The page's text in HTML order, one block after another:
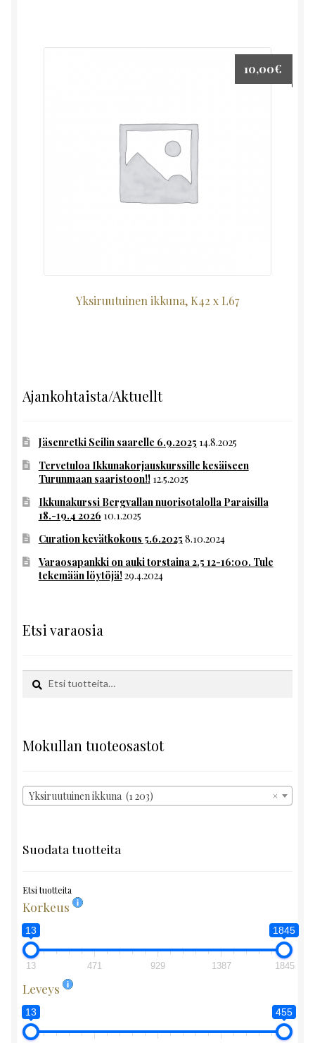
Yksiruutuinen ikkuna, K42 x L67
10,00€
Ajankohtaista/Aktuellt
Jäsenretki Seilin saarelle 6.9.2025 14.8.2025
Tervetuloa Ikkunakorjauskurssille kesäiseen
Turunmaan saaristoon!! 12.5.2025
Ikkunakurssi Bergvallan nuorisotalolla Paraisilla
18.-19.4 2026 10.1.2025
Curation kevätkokous 5.6.2025 8.10.2024
Varaosapankki on auki torstaina 2.5 12-16:00. Tule
tekemään löytöjä!29.4.2024
Etsi varaosia
Etsi:
Haku
Mokullan tuoteosastot
×
Yksiruutuinen ikkuna (1 203)
Suodata tuotteita
Etsi tuotteita
Korkeus
13 1845
13 471 929 1387 1845
Leveys
13 455